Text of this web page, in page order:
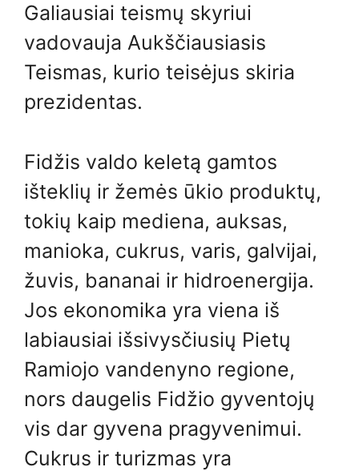
Galiausiai teismų skyriui
vadovauja Aukščiausiasis
Teismas, kurio teisėjus skiria
prezidentas.
Fidžis valdo keletą gamtos
išteklių ir žemės ūkio produktų,
tokių kaip mediena, auksas,
manioka, cukrus, varis, galvijai,
žuvis, bananai ir hidroenergija.
Jos ekonomika yra viena iš
labiausiai išsivysčiusių Pietų
Ramiojo vandenyno regione,
nors daugelis Fidžio gyventojų
vis dar gyvena pragyvenimui.
Cukrus ir turizmas yra